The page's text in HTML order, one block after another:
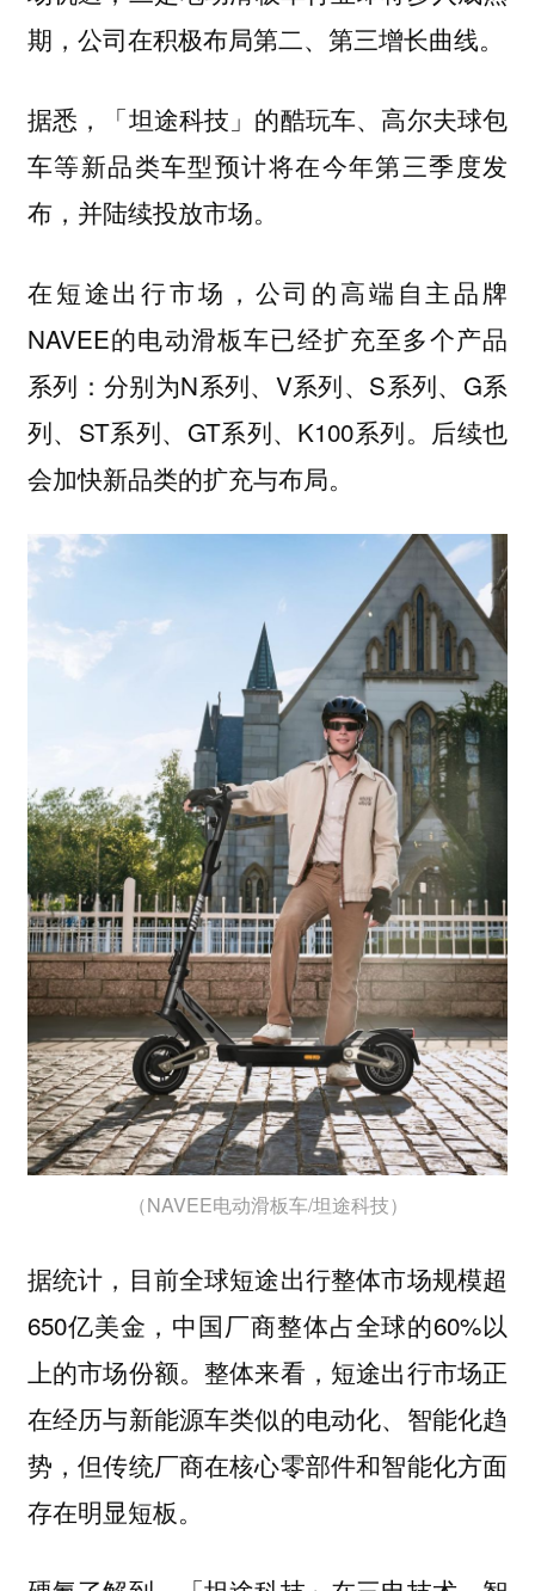
期，公司在积极布局第二、第三增长曲线。
据悉，「坦途科技」的酷玩车、高尔夫球包
车等新品类车型预计将在今年第三季度发
布，并陆续投放市场。
在短途出行市场，公司的高端自主品牌
NAVEE的电动滑板车已经扩充至多个产品
系列：分别为N系列、V系列、S系列、G系
列、ST系列、GT系列、K100系列。后续也
会加快新品类的扩充与布局。
（NAVEE电动滑板车/坦途科技）
据统计，目前全球短途出行整体市场规模超
650亿美金，中国厂商整体占全球的60%以
上的市场份额。整体来看，短途出行市场正
在经历与新能源车类似的电动化、智能化趋
势，但传统厂商在核心零部件和智能化方面
存在明显短板。